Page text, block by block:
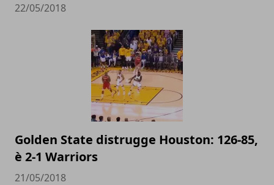
22/05/2018
Golden State distrugge Houston: 126-85,
è 2-1 Warriors
21/05/2018